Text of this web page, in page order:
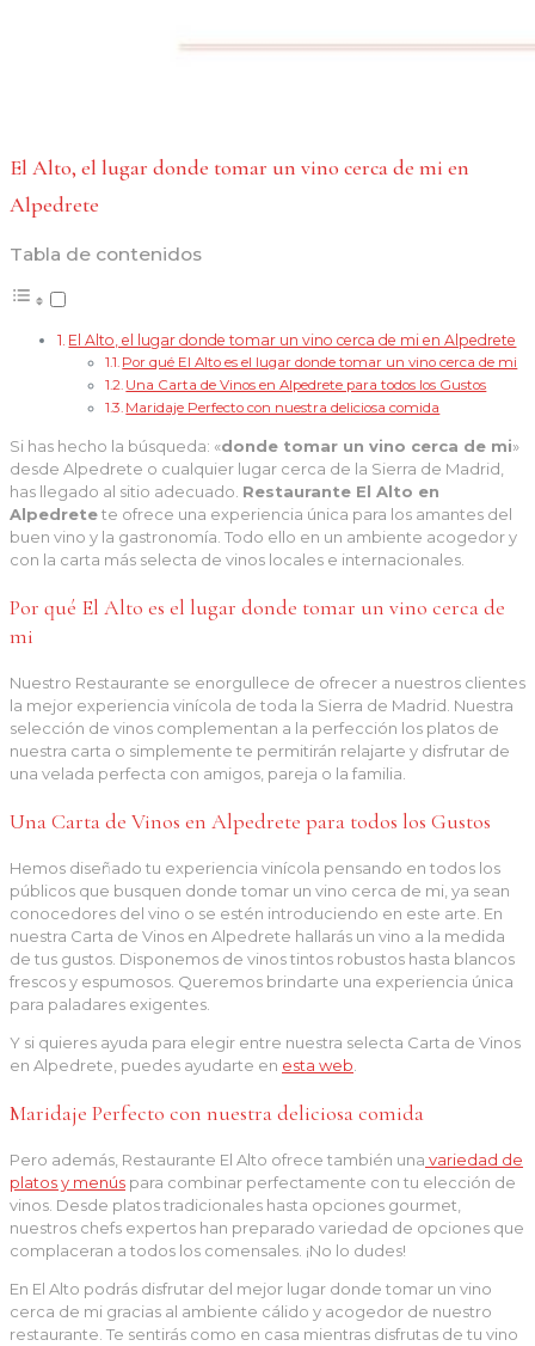
El Alto, el lugar donde tomar un vino cerca de mi en
Alpedrete
Tabla de contenidos
El Alto, el lugar donde tomar un vino cerca de mi en Alpedrete
Por qué El Alto es el lugar donde tomar un vino cerca de mi
Una Carta de Vinos en Alpedrete para todos los Gustos
Maridaje Perfecto con nuestra deliciosa comida
Si has hecho la búsqueda: «donde tomar un vino cerca de mi»
desde Alpedrete o cualquier lugar cerca de la Sierra de Madrid,
has llegado al sitio adecuado. Restaurante El Alto en
Alpedretete ofrece una experiencia única para los amantes del
buen vino y la gastronomía. Todo ello en un ambiente acogedor y
con la carta más selecta de vinos locales e internacionales.
Por qué El Alto es el lugar donde tomar un vino cerca de
mi
Nuestro Restaurante se enorgullece de ofrecer a nuestros clientes
la mejor experiencia vinícola de toda la Sierra de Madrid. Nuestra
selección de vinos complementan a la perfección los platos de
nuestra carta o simplemente te permitirán relajarte y disfrutar de
una velada perfecta con amigos, pareja o la familia.
Una Carta de Vinos en Alpedrete para todos los Gustos
Hemos diseñado tu experiencia vinícola pensando en todos los
públicos que busquen donde tomar un vino cerca de mi, ya sean
conocedores del vino o se estén introduciendo en este arte. En
nuestra Carta de Vinos en Alpedrete hallarás un vino a la medida
de tus gustos. Disponemos de vinos tintos robustos hasta blancos
frescos y espumosos. Queremos brindarte una experiencia única
para paladares exigentes.
Y si quieres ayuda para elegir entre nuestra selecta Carta de Vinos
en Alpedrete, puedes ayudarte en esta web
Maridaje Perfecto con nuestra deliciosa comida
Pero además, Restaurante El Alto ofrece también una variedad de
platos y menús para combinar perfectamente con tu elección de
vinos. Desde platos tradicionales hasta opciones gourmet,
nuestros chefs expertos han preparado variedad de opciones que
complaceran a todos los comensales. ¡No lo dudes!
En El Alto podrás disfrutar del mejor lugar donde tomar un vino
cerca de mi gracias al ambiente cálido y acogedor de nuestro
restaurante. Te sentirás como en casa mientras disfrutas de tu vino